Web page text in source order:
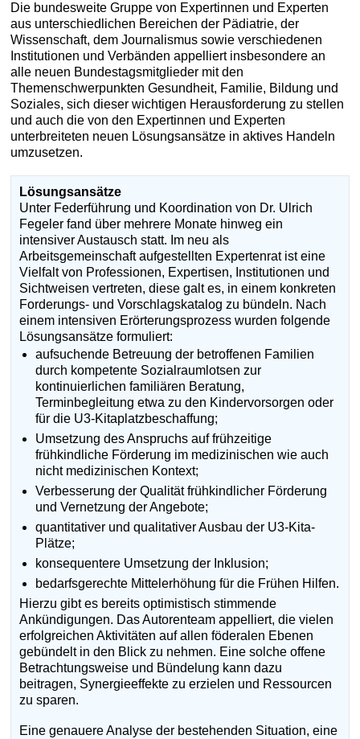
Die bundesweite Gruppe von Expertinnen und Experten
aus unterschiedlichen Bereichen der Pädiatrie, der
Wissenschaft, dem Journalismus sowie verschiedenen
Institutionen und Verbänden appelliert insbesondere an
alle neuen Bundestagsmitglieder mit den
Themenschwerpunkten Gesundheit, Familie, Bildung und
Soziales, sich dieser wichtigen Herausforderung zu stellen
und auch die von den Expertinnen und Experten
unterbreiteten neuen Lösungsansätze in aktives Handeln
umzusetzen.
Lösungsansätze
Unter Federführung und Koordination von Dr. Ulrich
Fegeler fand über mehrere Monate hinweg ein
intensiver Austausch statt. Im neu als
Arbeitsgemeinschaft aufgestellten Expertenrat ist eine
Vielfalt von Professionen, Expertisen, Institutionen und
Sichtweisen vertreten, diese galt es, in einem konkreten
Forderungs- und Vorschlagskatalog zu bündeln. Nach
einem intensiven Erörterungsprozess wurden folgende
Lösungsansätze formuliert:
aufsuchende Betreuung der betroffenen Familien
durch kompetente Sozialraumlotsen zur
kontinuierlichen familiären Beratung,
Terminbegleitung etwa zu den Kindervorsorgen oder
für die U3-Kitaplatzbeschaffung;
Umsetzung des Anspruchs auf frühzeitige
frühkindliche Förderung im medizinischen wie auch
nicht medizinischen Kontext;
Verbesserung der Qualität frühkindlicher Förderung
und Vernetzung der Angebote;
quantitativer und qualitativer Ausbau der U3-Kita-
Plätze;
konsequentere Umsetzung der Inklusion;
bedarfsgerechte Mittelerhöhung für die Frühen Hilfen.
Hierzu gibt es bereits optimistisch stimmende
Ankündigungen. Das Autorenteam appelliert, die vielen
erfolgreichen Aktivitäten auf allen föderalen Ebenen
gebündelt in den Blick zu nehmen. Eine solche offene
Betrachtungsweise und Bündelung kann dazu
beitragen, Synergieeffekte zu erzielen und Ressourcen
zu sparen.
Eine genauere Analyse der bestehenden Situation, eine